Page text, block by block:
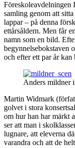
Föreskoleavdelningen
samling genom att
lappar – på denna
ettårsåldern. Men får
namn som en bild.
begynnelsebokstaven
och efter ett par år kan
Anders mildner
Martin Widmark
golvet i stora
om hur han har märkt
ser att man i
lugnare, att eleverna
varandra och att de